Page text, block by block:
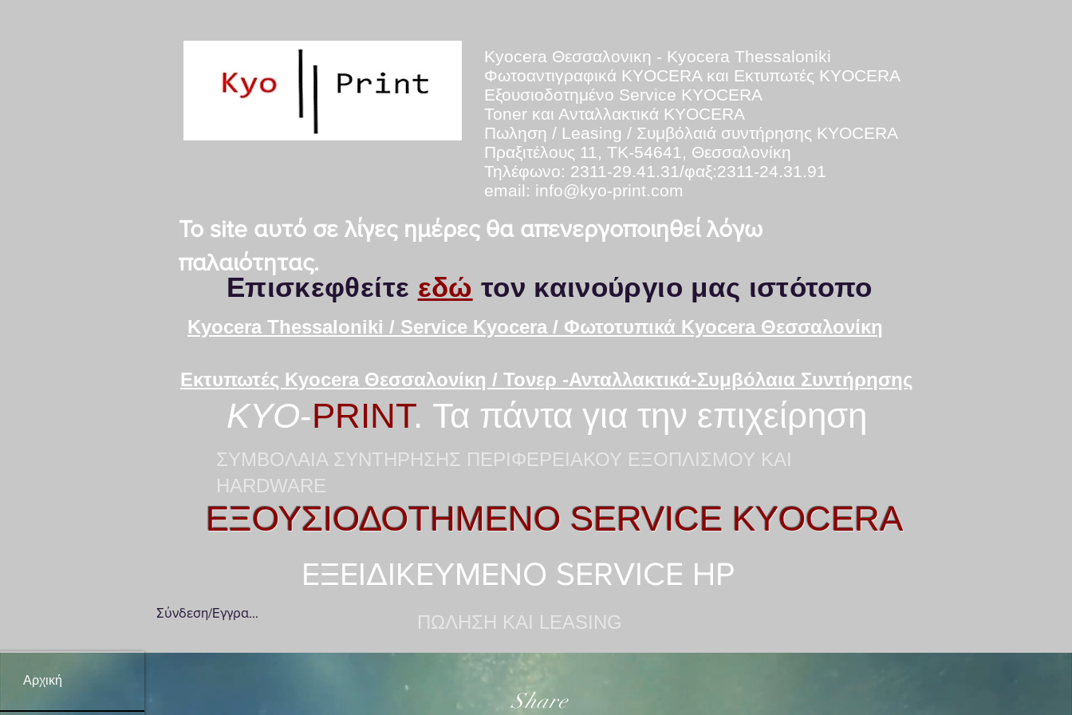
Kyocera Θεσσαλονικη - Kyocera Thessaloniki
Φωτοαντιγραφικά KYOCERA και Εκτυπωτές KYOCERA
Εξουσιοδοτημένο Service KYOCERA
Toner και Ανταλλακτικά KYOCERA
Πωληση / Leasing / Συμβόλαιά συντήρησης KYOCERA
Πραξιτέλους 11, ΤΚ-54641, Θεσσαλονίκη
Τηλέφωνο: 2311-29.41.31/φαξ:2311-24.31.91
email: info@kyo-print.com
Το site αυτό σε λίγες ημέρες θα απενεργοποιηθεί λόγω
παλαιότητας.
Επισκεφθείτε εδώ τον καινούργιο μας ιστότοπο
Kyocera Τhessaloniki / Service Kyocera / Φωτοτυπικά Kyocera Θεσσαλονίκη
Εκτυπωτές Kyocera Θεσσαλονίκη / Τονερ -Ανταλλακτικά-Συμβόλαια Συντήρησης
KYO-PRINT. Τα πάντα για την επιχείρηση
ΣΥΜΒΟΛΑΙΑ ΣΥΝΤΗΡΗΣΗΣ ΠΕΡΙΦΕΡΕΙΑΚΟΥ ΕΞΟΠΛΙΣΜΟΥ ΚΑΙ
HARDWARE
ΕΞΟΥΣΙΟΔΟΤΗΜΕΝΟ SERVICE KYOCERA
Σύνδεση/Εγγραφή
ΕΞΕΙΔΙΚΕΥΜΕΝΟ SERVICE HP
ΠΩΛΗΣΗ KAI LEASING
Share
Αρχική